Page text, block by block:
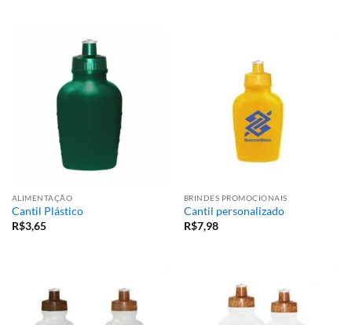
ALIMENTAÇÃO
Cantil Plástico
R$3,65
BRINDES PROMOCIONAIS
Cantil personalizado
R$7,98